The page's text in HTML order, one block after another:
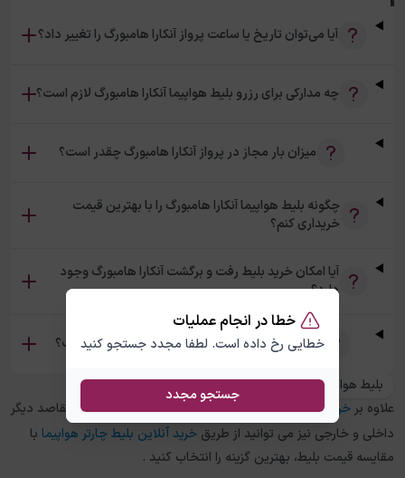
خطا در انجام عملیات
خطایی رخ داده است. لطفا مجدد جستجو کنید
جستجو مجدد
آیا می‌توان تاریخ یا ساعت پرواز آنکارا هامبورگ را تغییر داد؟
چه مدارکی برای رزرو بلیط هواپیما آنکارا هامبورگ لازم است؟
میزان بار مجاز در پرواز آنکارا هامبورگ چقدر است؟
چگونه بلیط هواپیما آنکارا هامبورگ را با بهترین قیمت
خریداری کنم؟
آیا امکان خرید بلیط رفت و برگشت آنکارا هامبورگ وجود
دارد؟
تفاوت بلیط چارتر و سیستمی آنکارا هامبورگ چیست؟
بلیط هواپیما هامبورگ به آنکارا
علاوه بر خرید بلیط هواپیماآنکارابههامبورگ
، در چارتر 118 برای مقاصد دیگر
داخلی و خارجی نیز می توانید از طریق خرید آنلاین بلیط چارتر هواپیما با
مقایسه قیمت بلیط، بهترین گزینه را انتخاب کنید .